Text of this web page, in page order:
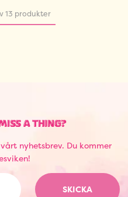
13 produkter
A THING?
nyhetsbrev. Du kommer
SKICKA